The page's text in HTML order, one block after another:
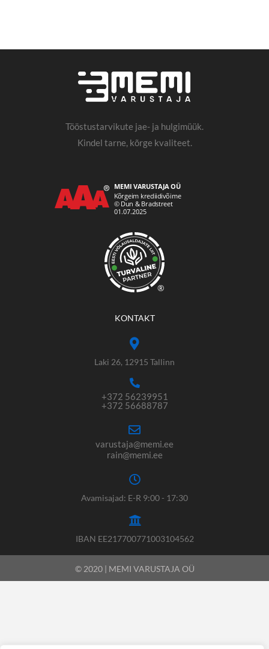
Tööstustarvikute jae- ja hulgimüük.
Kindel tarne, kõrge kvaliteet.
®
KONTAKT
Laki 26, 12915 Tallinn
+372 56239951
+372 56688787
varustaja@memi.ee
rain@memi.ee
Avamisajad: E-R 9:00 - 17:30
IBAN EE217700771003104562
© 2020 | MEMI VARUSTAJA OÜ